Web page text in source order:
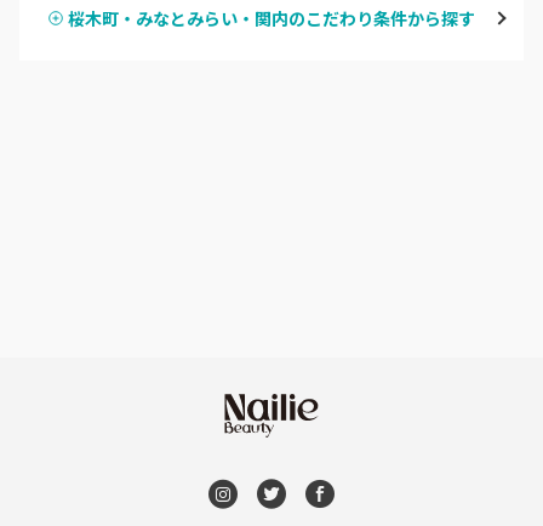
桜木町・みなとみらい・関内
ハンドスカルプ
桜木町・みなとみらい・関内のこだわり条件から探す